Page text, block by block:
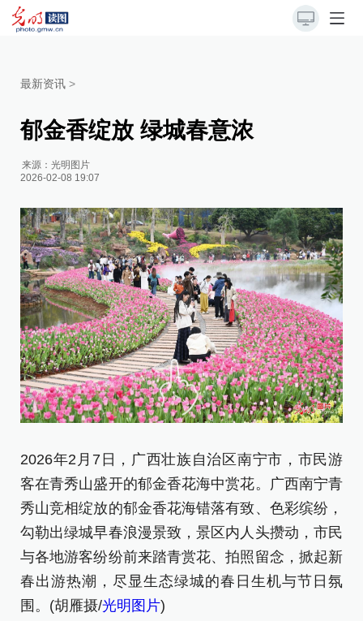
最新资讯 >
郁金香绽放 绿城春意浓
来源：光明图片
2026-02-08 19:07
2026年2月7日，广西壮族自治区南宁市，市民游
客在青秀山盛开的郁金香花海中赏花。广西南宁青
秀山竞相绽放的郁金香花海错落有致、色彩缤纷，
勾勒出绿城早春浪漫景致，景区内人头攒动，市民
与各地游客纷纷前来踏青赏花、拍照留念，掀起新
春出游热潮，尽显生态绿城的春日生机与节日氛
围。(胡雁摄/光明图片)